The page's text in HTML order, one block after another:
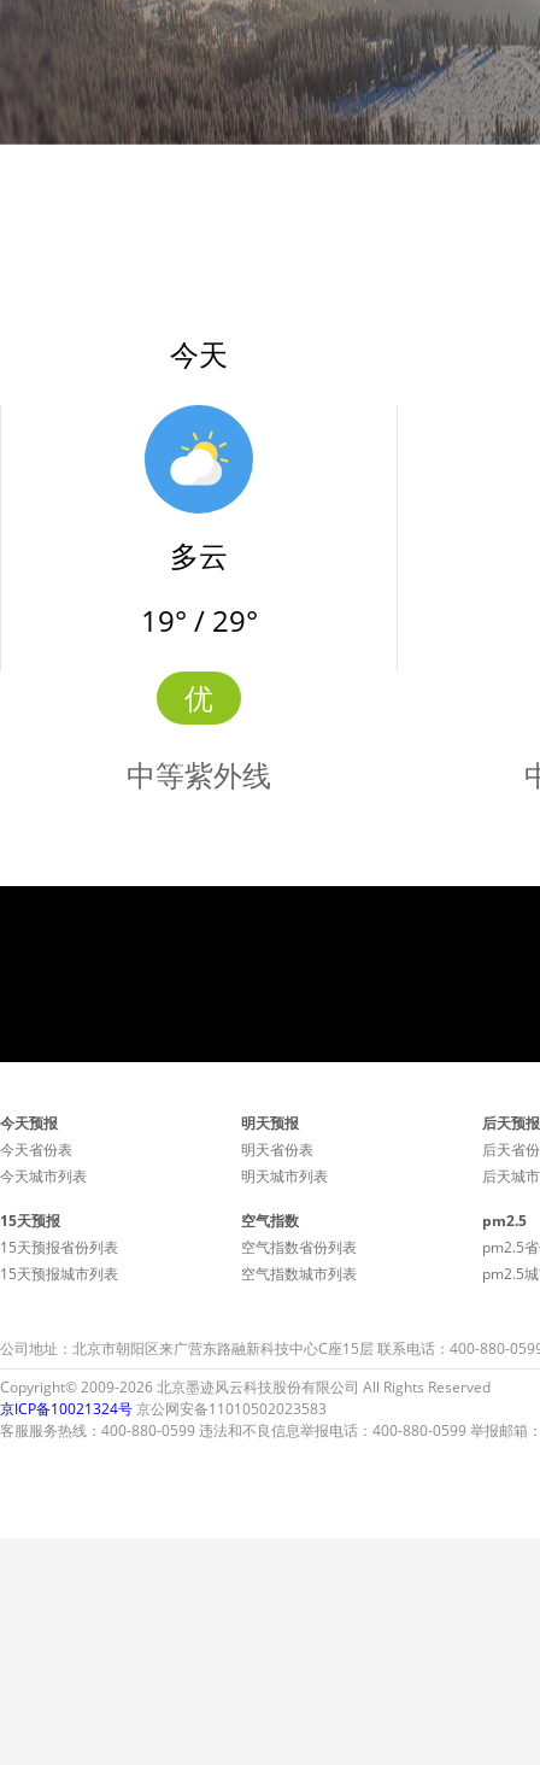
今天
多云
19° / 29°
优
中等紫外线
辐射中等，请涂擦SPF大于
15、PA+防晒护肤品。
辐射中
15、
今天预报
今天省份表
今天城市列表
明天预报
明天省份表
明天城市列表
后天预报
后天省
后天城
15天预报
15天预报省份列表
15天预报城市列表
空气指数
空气指数省份列表
空气指数城市列表
pm2.5
pm2.5
pm2.5
公司地址：北京市朝阳区来广营东路融新科技中心C座15层 联系电话：400-880-
Copyright© 2009-2026 北京墨迹风云科技股份有限公司 All Rights Reserved
京ICP备10021324号京公网安备11010502023583
客服服务热线：400-880-0599 违法和不良信息举报电话：400-880-0599 举报邮箱